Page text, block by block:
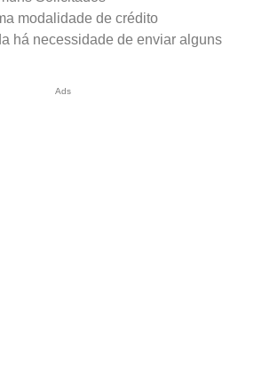
modalidade de crédito
há necessidade de enviar alguns
Ads